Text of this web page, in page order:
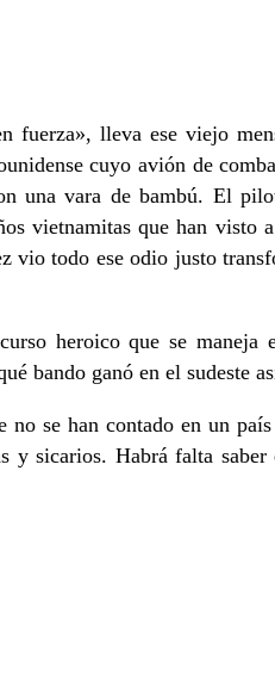
lleva ese viejo
cuyo avión de
una vara de bambú. El
que han visto a
todo ese odio justo
heroico que se maneja
bando ganó en el sudeste
no se han contado en un
y sicarios. Habrá falta